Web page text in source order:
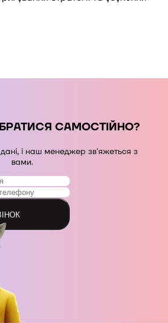
САМОСТІЙНО?
дані, і наш менеджер зв'яжеться з
вами.